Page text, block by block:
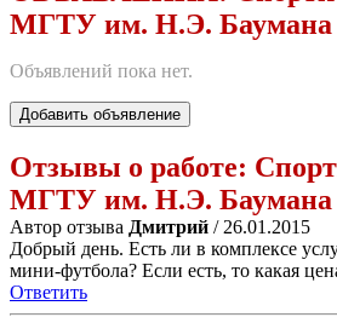
МГТУ им. Н.Э. Баумана
Объявлений пока нет.
Добавить объявление
Отзывы о работе:
МГТУ им. Н.Э. Баумана
Автор отзыва Дмитрий / 26.01.2015
Добрый день. Есть ли в комплексе
мини-футбола? Если есть, то какая
Ответить